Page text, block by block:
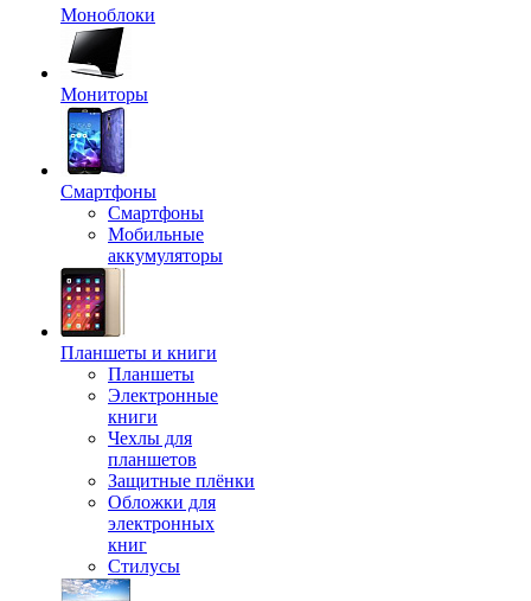
Моноблоки
Мониторы
Смартфоны
Смартфоны
Мобильные
аккумуляторы
Планшеты и книги
Планшеты
Электронные
книги
Чехлы для
планшетов
Защитные плёнки
Обложки для
электронных
книг
Стилусы